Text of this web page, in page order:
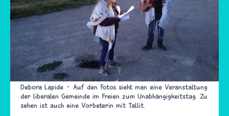
Debora Lapide
Auf den Fotos sieht man eine Veranstaltung
der liberalen Gemeinde im Freien zum Unabhängigkeitstag. Zu
sehen ist auch eine Vorbeterin mit Tallit.